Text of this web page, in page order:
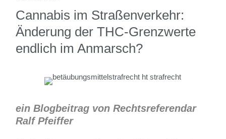
Cannabis im Straßenverkehr:
Änderung der THC-Grenzwerte
endlich im Anmarsch?
ein Blogbeitrag von Rechtsreferendar
Ralf Pfeiffer